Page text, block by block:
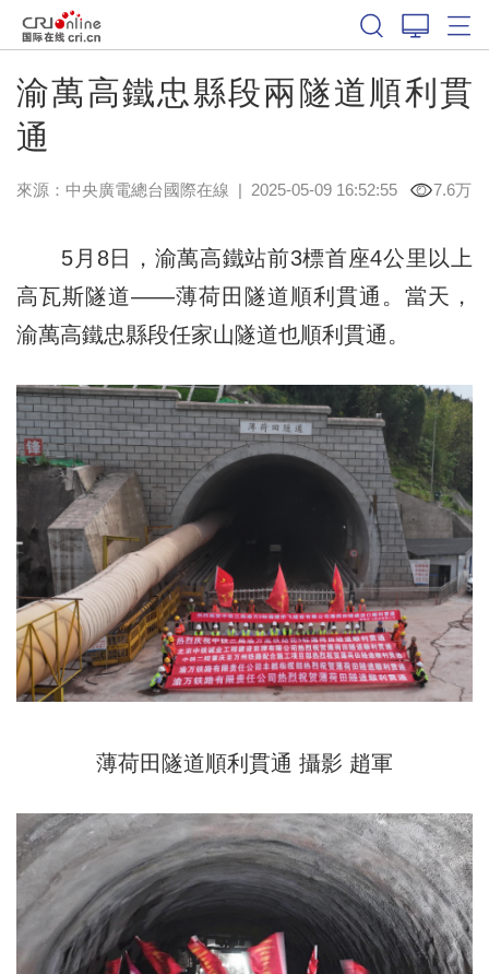
渝萬高鐵忠縣段兩隧道順利貫
通
來源：中央廣電總台國際在線 | 2025-05-09 16:52:55 7.6万
5月8日，渝萬高鐵站前3標首座4公里以上
高瓦斯隧道——薄荷田隧道順利貫通。當天，
渝萬高鐵忠縣段任家山隧道也順利貫通。
薄荷田隧道順利貫通 攝影 趙軍